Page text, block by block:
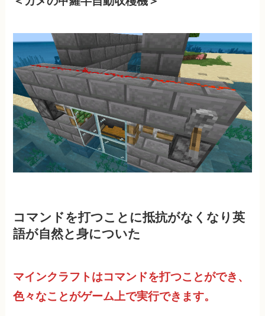
コマンドを打つことに抵抗がなくなり英
語が自然と身についた
マインクラフトはコマンドを打つことができ、
色々なことがゲーム上で実行できます。